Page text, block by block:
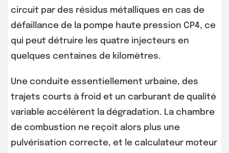
circuit par des résidus métalliques en cas de
défaillance de la pompe haute pression CP4, ce
qui peut détruire les quatre injecteurs en
quelques centaines de kilomètres.
Une conduite essentiellement urbaine, des
trajets courts à froid et un carburant de qualité
variable accélèrent la dégradation. La chambre
de combustion ne reçoit alors plus une
pulvérisation correcte, et le calculateur moteur